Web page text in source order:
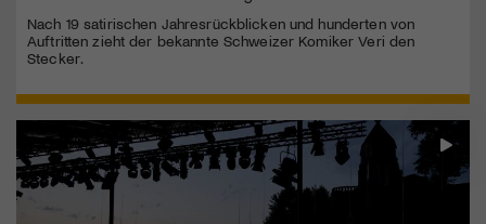
Nach 19 satirischen Jahresrückblicken und hunderten von
Auftritten zieht der bekannte Schweizer Komiker Veri den
Stecker.